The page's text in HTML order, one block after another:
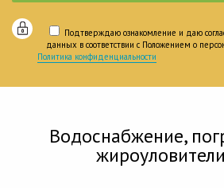
Подтверждаю ознакомление и даю
данных в соответствии с Положением о
Политика конфиденциальности
Водоснабжение,